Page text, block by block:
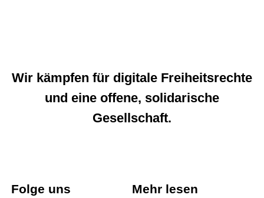
Wir kämpfen für digitale Freiheitsrechte
und eine offene, solidarische
Gesellschaft.
Folge uns Mehr lesen